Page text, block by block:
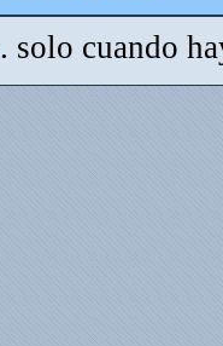
. solo cuando